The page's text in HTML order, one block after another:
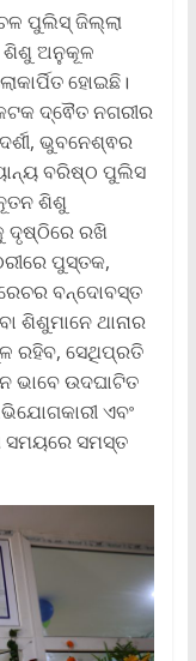
ପୁଲିସ୍ ଜିଲ୍ଲା
ଶିଶୁ ଅନୁକୂଳ
ହୋଇଛି।
ଦ୍ଵୈତ ନଗରୀର
ଭୁବନେଶ୍ଵର
ବରିଷ୍ଠ ପୁଲିସ
ଶିଶୁ
ଦୃଷ୍ଠିରେ ରଖି
ପୁସ୍ତକ,
ବନ୍ଦୋବସ୍ତ
ଶିଶୁମାନେ ଥାନାର
ରହିବ, ସେଥିପ୍ରତି
ଭାବେ ଉଦଘାଟିତ
ଏବଂ
ସମସ୍ତ